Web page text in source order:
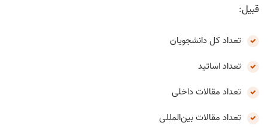
قبیل:
تعداد کل دانشجویان
تعداد اساتید
تعداد مقالات داخلی
تعداد مقالات بین‌المللی